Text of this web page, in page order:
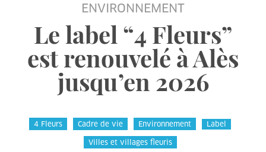
ENVIRONNEMENT
Le label “4 Fleurs”
est renouvelé à Alès
jusqu’en 2026
4 Fleurs Cadre de vie Environnement Label
Villes et villages fleuris